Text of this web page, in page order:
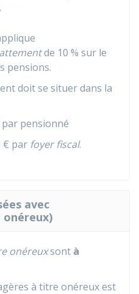
de 10 % sur le
pensions.
doit se situer dans la
par pensionné
€ par foyer fiscal.
avec
onéreuxsont à
à titre onéreux est